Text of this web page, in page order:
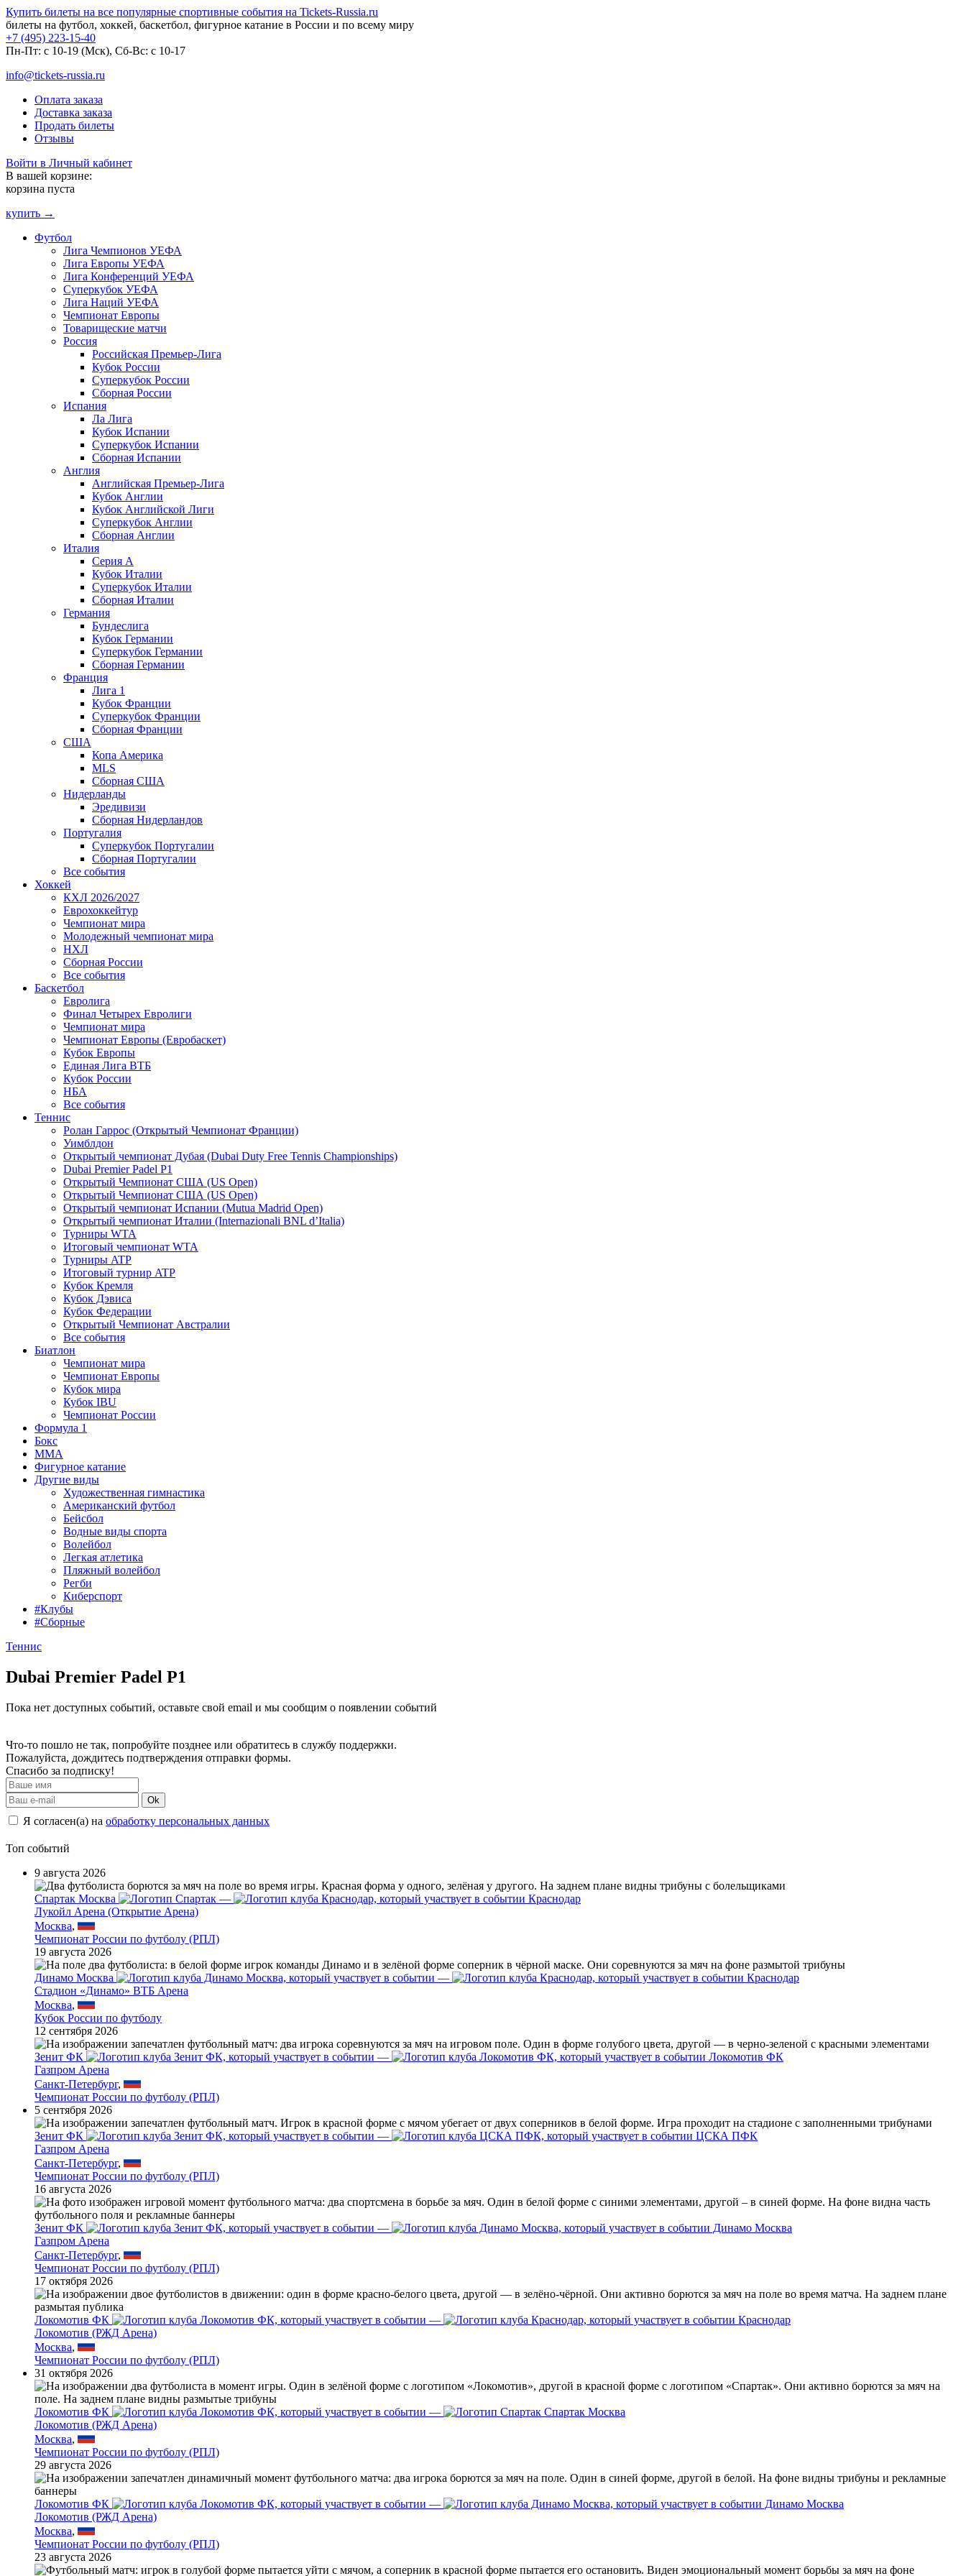
Купить билеты на все популярные спортивные события на Tickets-Russia.ru
билеты на футбол, хоккей, баскетбол, фигурное катание в России и по всему миру
+7 (495) 223-15-40
Пн-Пт: c 10-19 (Мск), Сб-Вс: с 10-17
info@tickets-russia.ru
Оплата заказа
Доставка заказа
Продать билеты
Отзывы
Войти в Личный кабинет
В вашей корзине:
корзина пуста
купить →
Футбол
Лига Чемпионов УЕФА
Лига Европы УЕФА
Лига Конференций УЕФА
Суперкубок УЕФА
Лига Наций УЕФА
Чемпионат Европы
Товарищеские матчи
Россия
Российская Премьер-Лига
Кубок России
Суперкубок России
Сборная России
Испания
Ла Лига
Кубок Испании
Суперкубок Испании
Сборная Испании
Англия
Английская Премьер-Лига
Кубок Англии
Кубок Английской Лиги
Суперкубок Англии
Сборная Англии
Италия
Серия А
Кубок Италии
Суперкубок Италии
Сборная Италии
Германия
Бундеслига
Кубок Германии
Суперкубок Германии
Сборная Германии
Франция
Лига 1
Кубок Франции
Суперкубок Франции
Сборная Франции
США
Копа Америка
MLS
Сборная США
Нидерланды
Эредивизи
Сборная Нидерландов
Португалия
Суперкубок Португалии
Сборная Португалии
Все события
Хоккей
КХЛ 2026/2027
Еврохоккейтур
Чемпионат мира
Молодежный чемпионат мира
НХЛ
Сборная России
Все события
Баскетбол
Евролига
Финал Четырех Евролиги
Чемпионат мира
Чемпионат Европы (Евробаскет)
Кубок Европы
Единая Лига ВТБ
Кубок России
НБА
Все события
Теннис
Ролан Гаррос (Открытый Чемпионат Франции)
Уимблдон
Открытый чемпионат Дубая (Dubai Duty Free Tennis Championships)
Dubai Premier Padel P1
Открытый Чемпионат США (US Open)
Открытый Чемпионат США (US Open)
Открытый чемпионат Испании (Mutua Madrid Open)
Открытый чемпионат Италии (Internazionali BNL d’Italia)
Турниры WTA
Итоговый чемпионат WTA
Турниры ATP
Итоговый турнир ATP
Кубок Кремля
Кубок Дэвиса
Кубок Федерации
Открытый Чемпионат Австралии
Все события
Биатлон
Чемпионат мира
Чемпионат Европы
Кубок мира
Кубок IBU
Чемпионат России
Формула 1
Бокс
MMA
Фигурное катание
Другие виды
Художественная гимнастика
Американский футбол
Бейсбол
Водные виды спорта
Волейбол
Легкая атлетика
Пляжный волейбол
Регби
Киберспорт
#Клубы
#Сборные
Теннис
Dubai Premier Padel P1
Пока нет доступных событий, оставьте свой email и мы сообщим о появлении событий
Что-то пошло не так, попробуйте позднее или обратитесь в службу поддержки.
Пожалуйста, дождитесь подтверждения отправки формы.
Спасибо за подписку!
Ok
Я согласен(а) на обработку персональных данных
Топ событий
9 августа 2026
Спартак Москва —
Краснодар
Лукойл Арена (Открытие Арена)
Москва,
Чемпионат России по футболу (РПЛ)
19 августа 2026
Динамо Москва —
Краснодар
Стадион «Динамо» ВТБ Арена
Москва,
Кубок России по футболу
12 сентября 2026
Зенит ФК —
Локомотив ФК
Газпром Арена
Санкт-Петербург,
Чемпионат России по футболу (РПЛ)
5 сентября 2026
Зенит ФК —
ЦСКА ПФК
Газпром Арена
Санкт-Петербург,
Чемпионат России по футболу (РПЛ)
16 августа 2026
Зенит ФК —
Динамо Москва
Газпром Арена
Санкт-Петербург,
Чемпионат России по футболу (РПЛ)
17 октября 2026
Локомотив ФК —
Краснодар
Локомотив (РЖД Арена)
Москва,
Чемпионат России по футболу (РПЛ)
31 октября 2026
Локомотив ФК —
Спартак Москва
Локомотив (РЖД Арена)
Москва,
Чемпионат России по футболу (РПЛ)
29 августа 2026
Локомотив ФК —
Динамо Москва
Локомотив (РЖД Арена)
Москва,
Чемпионат России по футболу (РПЛ)
23 августа 2026